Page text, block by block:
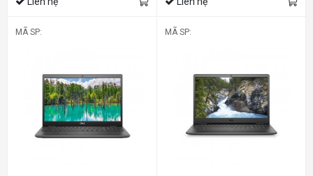
MÃ SP: MÃ SP: